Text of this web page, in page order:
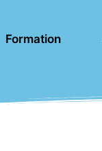
Formation